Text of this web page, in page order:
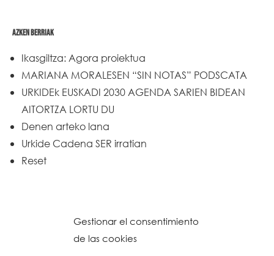
Gestionar el consentimiento
de las cookies
AZKEN BERRIAK
Ikasgiltza: Agora proiektua
MARIANA MORALESEN “SIN NOTAS” PODSCATA
URKIDEk EUSKADI 2030 AGENDA SARIEN BIDEAN
AITORTZA LORTU DU
Denen arteko lana
Urkide Cadena SER irratian
Reset